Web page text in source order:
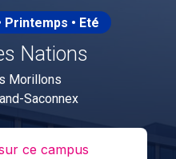
Printemps • Eté
Nations
Morillons
Saconnex
ce campus